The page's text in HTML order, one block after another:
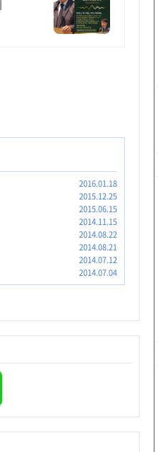
2016.01.18
2015.12.25
2015.06.15
2014.11.15
2014.08.22
2014.08.21
2014.07.12
2014.07.04